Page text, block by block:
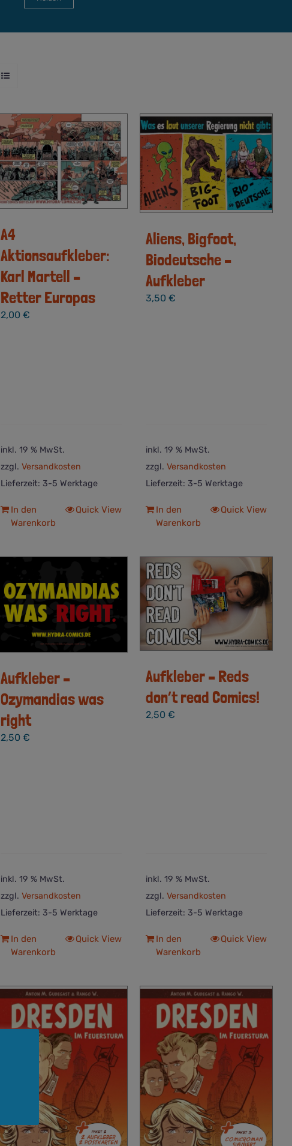
A4
Aktionsaufkleber:
Karl Martell –
Retter Europas
2,00€
inkl. 19 % MwSt.
zzgl.Versandkosten
Lieferzeit: 3-5 Werktage
In den
Warenkorb
Quick View
Aliens, Bigfoot,
Biodeutsche –
Aufkleber
3,50€
inkl. 19 % MwSt.
zzgl.Versandkosten
Lieferzeit: 3-5 Werktage
In den
Warenkorb
Quick View
Aufkleber –
Ozymandias was
right
2,50€
inkl. 19 % MwSt.
zzgl.Versandkosten
Lieferzeit: 3-5 Werktage
In den
Warenkorb
Quick View
Aufkleber – Reds
don’t read Comics!
2,50€
inkl. 19 % MwSt.
zzgl.Versandkosten
Lieferzeit: 3-5 Werktage
In den
Warenkorb
Quick View